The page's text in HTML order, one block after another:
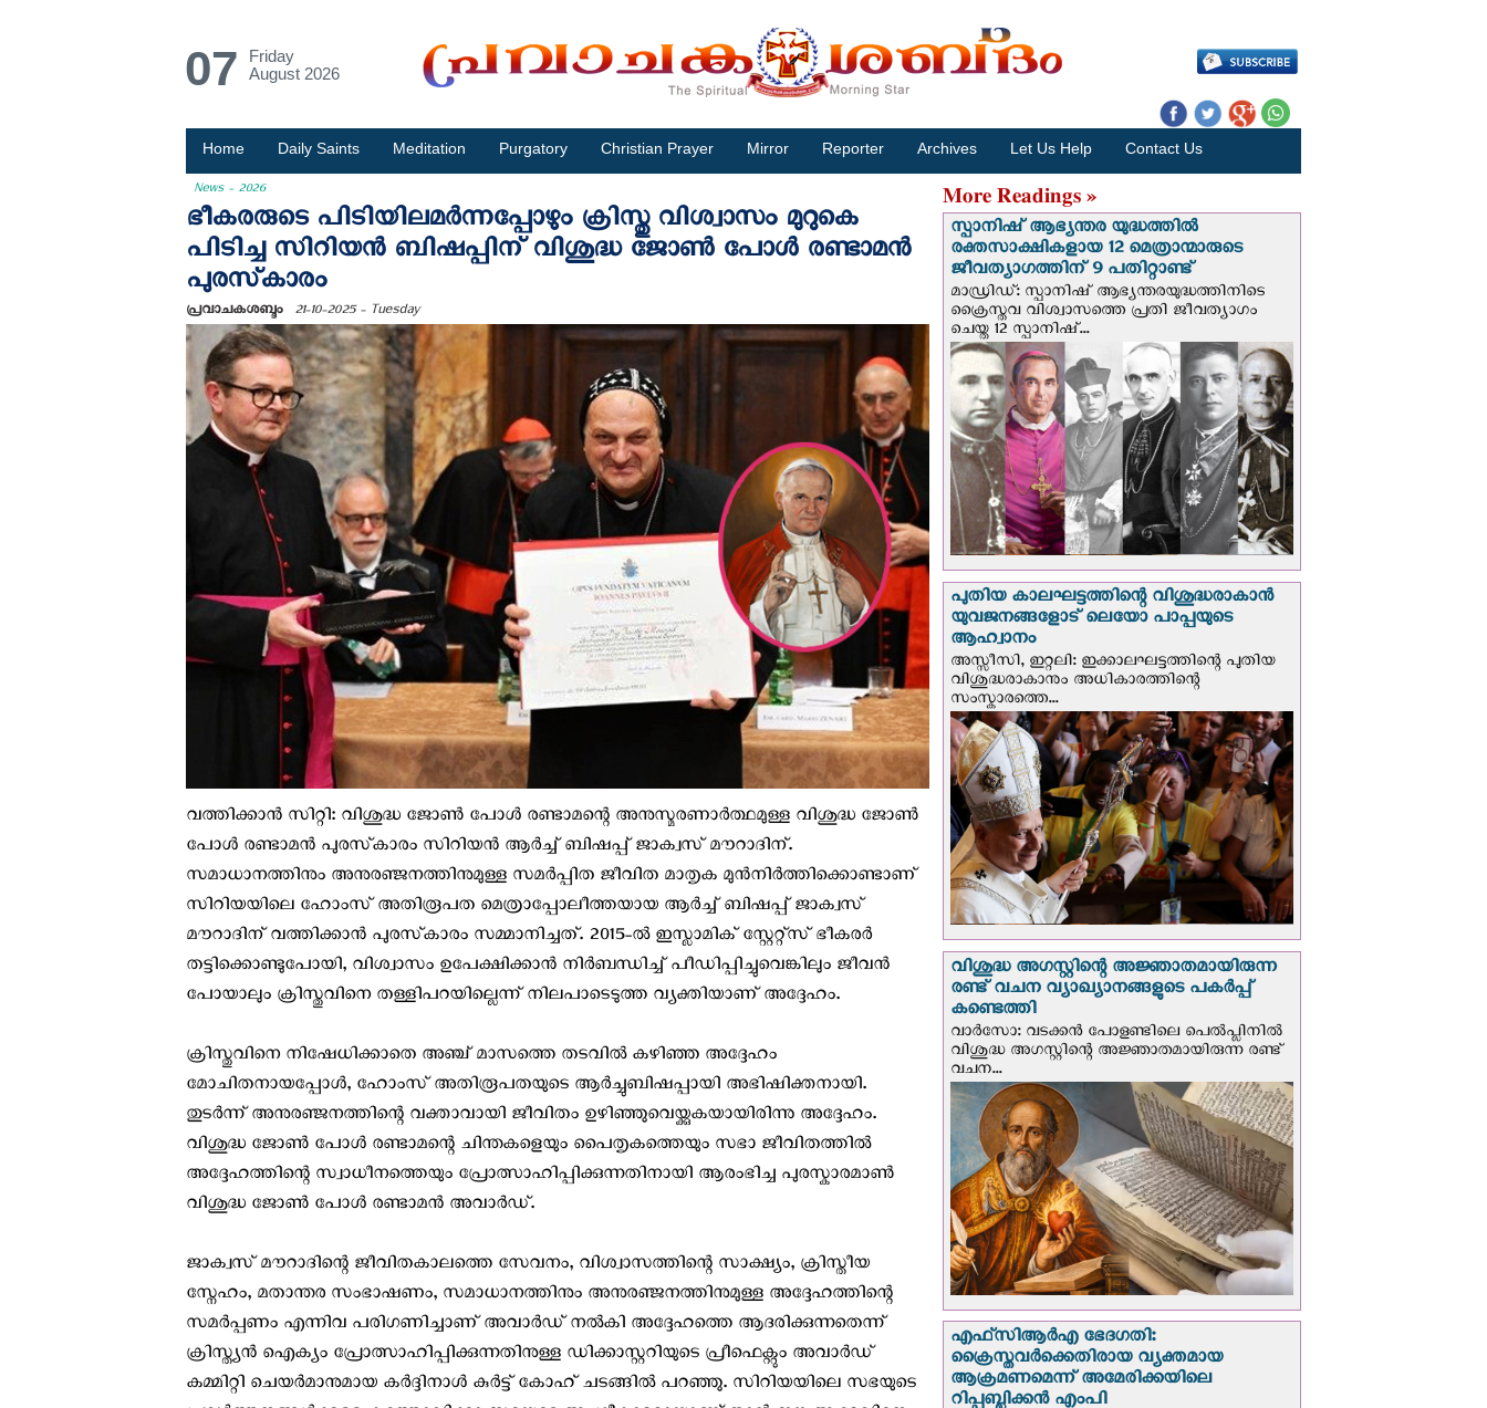
07
Friday
August 2026
Home Daily Saints Meditation Purgatory Christian Prayer Mirror Reporter Archives Let Us Help Contact Us
News - 2026
ഭീകരരുടെ പിടിയിലമര്‍ന്നപ്പോഴും ക്രിസ്തു വിശ്വാസം മുറുകെ
പിടിച്ച സിറിയന്‍ ബിഷപ്പിന് വിശുദ്ധ ജോൺ പോൾ രണ്ടാമൻ
പുരസ്‌കാരം
പ്രവാചകശബ്ദം 21-10-2025 - Tuesday
വത്തിക്കാന്‍ സിറ്റി: വിശുദ്ധ ജോൺ പോൾ രണ്ടാമന്റെ അനുസ്മരണാര്‍ത്ഥമുള്ള വിശുദ്ധ ജോൺ
പോൾ രണ്ടാമൻ പുരസ്‌കാരം സിറിയന്‍ ആർച്ച് ബിഷപ്പ് ജാക്വസ് മൗറാദിന്.
സമാധാനത്തിനും അനുരഞ്ജനത്തിനുമുള്ള സമർപ്പിത ജീവിത മാതൃക മുൻനിർത്തിക്കൊണ്ടാണ്
സിറിയയിലെ ഹോംസ് അതിരൂപത മെത്രാപ്പോലീത്തയായ ആർച്ച് ബിഷപ്പ് ജാക്വസ്
മൗറാദിന് വത്തിക്കാന്‍ പുരസ്‌കാരം സമ്മാനിച്ചത്. 2015-ൽ ഇസ്ലാമിക് സ്റ്റേറ്റ്സ് ഭീകരർ
തട്ടിക്കൊണ്ടുപോയി, വിശ്വാസം ഉപേക്ഷിക്കാൻ നിർബന്ധിച്ച് പീഡിപ്പിച്ചുവെങ്കിലും ജീവന്‍
പോയാലും ക്രിസ്തുവിനെ തള്ളിപറയില്ലെന്ന് നിലപാടെടുത്ത വ്യക്തിയാണ് അദ്ദേഹം.
ക്രിസ്തുവിനെ നിഷേധിക്കാതെ അഞ്ച് മാസത്തെ തടവിൽ കഴിഞ്ഞ അദ്ദേഹം
മോചിതനായപ്പോള്‍, ഹോംസ് അതിരൂപതയുടെ ആർച്ചുബിഷപ്പായി അഭിഷിക്തനായി.
തുടർന്ന് അനുരഞ്ജനത്തിന്റെ വക്താവായി ജീവിതം ഉഴിഞ്ഞുവെയ്ക്കുകയായിരിന്നു അദ്ദേഹം.
വിശുദ്ധ ജോൺ പോൾ രണ്ടാമന്റെ ചിന്തകളെയും പൈതൃകത്തെയും സഭാ ജീവിതത്തിൽ
അദ്ദേഹത്തിന്റെ സ്വാധീനത്തെയും പ്രോത്സാഹിപ്പിക്കുന്നതിനായി ആരംഭിച്ച പുരസ്കാരമാണ്‍
വിശുദ്ധ ജോണ്‍ പോള്‍ രണ്ടാമന്‍ അവാർഡ്.
ജാക്വസ് മൗറാദിന്റെ ജീവിതകാലത്തെ സേവനം, വിശ്വാസത്തിന്റെ സാക്ഷ്യം, ക്രിസ്തീയ
സ്നേഹം, മതാന്തര സംഭാഷണം, സമാധാനത്തിനും അനുരഞ്ജനത്തിനുമുള്ള അദ്ദേഹത്തിന്റെ
സമർപ്പണം എന്നിവ പരിഗണിച്ചാണ് അവാര്‍ഡ് നല്‍കി അദ്ദേഹത്തെ ആദരിക്കുന്നതെന്ന്
ക്രിസ്ത്യൻ ഐക്യം പ്രോത്സാഹിപ്പിക്കുന്നതിനുള്ള ഡിക്കാസ്റ്ററിയുടെ പ്രീഫെക്റ്റും അവാർഡ്
കമ്മിറ്റി ചെയർമാനുമായ കർദ്ദിനാൾ കുർട്ട് കോഹ് ചടങ്ങിൽ പറഞ്ഞു. സിറിയയിലെ സഭയുടെ
More Readings »
സ്പാനിഷ് ആഭ്യന്തര യുദ്ധത്തില്‍
രക്തസാക്ഷികളായ 12 മെത്രാന്മാരുടെ
ജീവത്യാഗത്തിന് 9 പതിറ്റാണ്ട്
മാഡ്രിഡ്: സ്പാനിഷ് ആഭ്യന്തരയുദ്ധത്തിനിടെ
ക്രൈസ്തവ വിശ്വാസത്തെ പ്രതി ജീവത്യാഗം
ചെയ്ത 12 സ്പാനിഷ്...
പുതിയ കാലഘട്ടത്തിന്റെ വിശുദ്ധരാകാന്‍
യുവജനങ്ങളോട് ലെയോ പാപ്പയുടെ
ആഹ്വാനം
അസ്സീസി, ഇറ്റലി: ഇക്കാലഘട്ടത്തിന്റെ പുതിയ
വിശുദ്ധരാകാനും അധികാരത്തിന്റെ
സംസ്കാരത്തെ...
വിശുദ്ധ അഗസ്റ്റിന്റെ അജ്ഞാതമായിരുന്ന
രണ്ട് വചന വ്യാഖ്യാനങ്ങളുടെ പകര്‍പ്പ്
കണ്ടെത്തി
വാര്‍സോ: വടക്കൻ പോളണ്ടിലെ പെൽപ്ലിനില്‍
വിശുദ്ധ അഗസ്റ്റിന്റെ അജ്ഞാതമായിരുന്ന രണ്ട്
വചന...
എഫ്‌സി‌ആര്‍‌എ ഭേദഗതി:
ക്രൈസ്തവർക്കെതിരായ വ്യക്തമായ
ആക്രമണമെന്ന് അമേരിക്കയിലെ